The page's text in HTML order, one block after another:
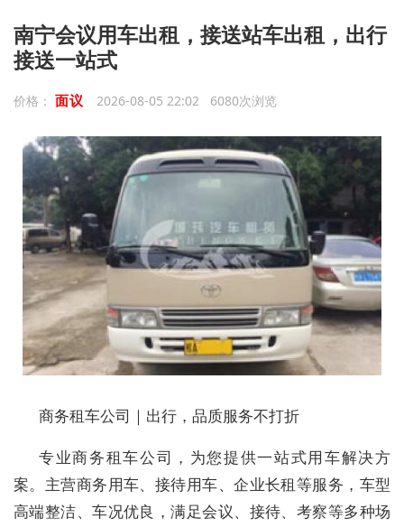
南宁会议用车出租，接送站车出租，出行
接送一站式
价格： 面议 2026-08-05 22:02 6080次浏览
商务租车公司｜出行，品质服务不打折
专业商务租车公司，为您提供一站式用车解决方
案。主营商务用车、接待用车、企业长租等服务，车型
高端整洁、车况优良，满足会议、接待、考察等多种场